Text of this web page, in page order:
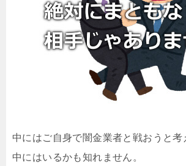
中にはご自身で闇金業者と戦おうと考
中にはいるかも知れません。